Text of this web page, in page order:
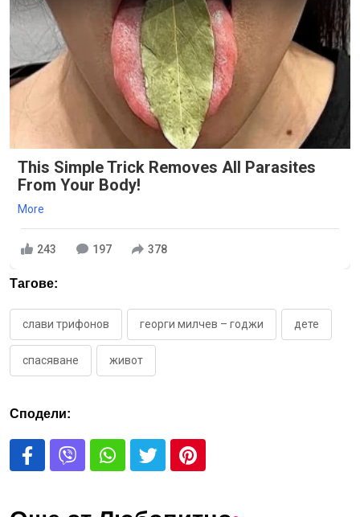
This Simple Trick Removes All Parasites
From Your Body!
More
243 197 378
Тагове:
слави трифонов георги милчев – годжи дете
спасяване живот
Сподели: